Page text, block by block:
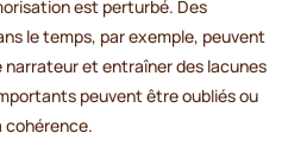
est perturbé. Des
le temps, par exemple, peuvent
narrateur et entraîner des lacunes
peuvent être oubliés ou
cohérence.